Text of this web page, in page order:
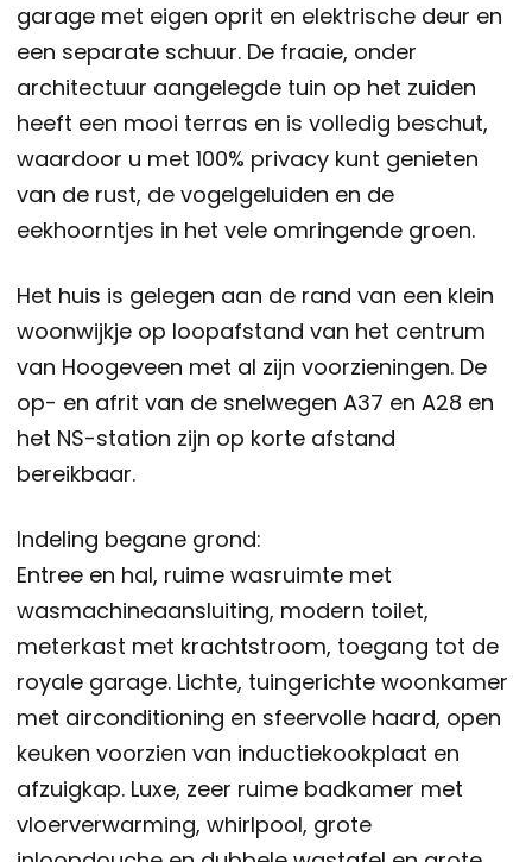
garage met eigen oprit en elektrische deur en
een separate schuur. De fraaie, onder
architectuur aangelegde tuin op het zuiden
heeft een mooi terras en is volledig beschut,
waardoor u met 100% privacy kunt genieten
van de rust, de vogelgeluiden en de
eekhoorntjes in het vele omringende groen.
Het huis is gelegen aan de rand van een klein
woonwijkje op loopafstand van het centrum
van Hoogeveen met al zijn voorzieningen. De
op- en afrit van de snelwegen A37 en A28 en
het NS-station zijn op korte afstand
bereikbaar.
Indeling begane grond:
Entree en hal, ruime wasruimte met
wasmachineaansluiting, modern toilet,
meterkast met krachtstroom, toegang tot de
royale garage. Lichte, tuingerichte woonkamer
met airconditioning en sfeervolle haard, open
keuken voorzien van inductiekookplaat en
afzuigkap. Luxe, zeer ruime badkamer met
vloerverwarming, whirlpool, grote